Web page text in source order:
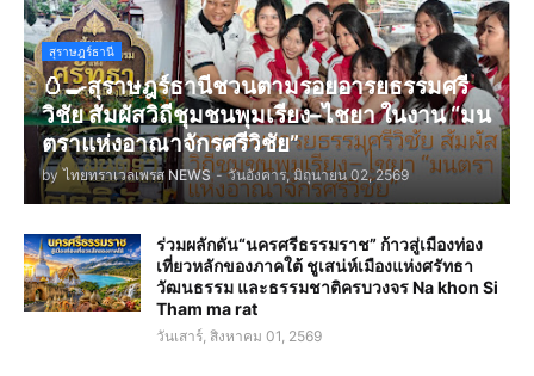
สุราษฎร์ธานี
🥚🍳สุราษฎร์ธานีชวนตามรอยอารยธรรมศรี
วิชัย สัมผัสวิถีชุมชนพุมเรียง–ไชยา ในงาน “มน
ตราแห่งอาณาจักรศรีวิชัย”
by ไทยทราเวลเพรส NEWS - วันอังคาร, มิถุนายน 02, 2569
ร่วมผลักดัน“นครศรีธรรมราช” ก้าวสู่เมืองท่อง
เที่ยวหลักของภาคใต้ ชูเสน่ห์เมืองแห่งศรัทธา
วัฒนธรรม และธรรมชาติครบวงจร Na khon Si
Tham ma rat
วันเสาร์, สิงหาคม 01, 2569